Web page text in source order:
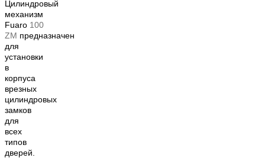
Цилиндровый
механизм
Fuaro 100
ZM предназначен
для
установки
в
корпуса
врезных
цилиндровых
замков
для
всех
типов
дверей.